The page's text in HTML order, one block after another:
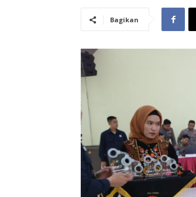
Bagikan